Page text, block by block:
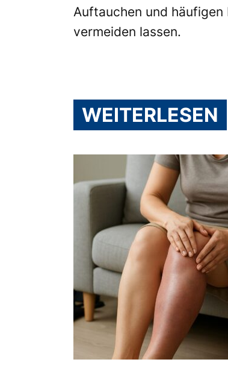
Auftauchen und häufigen
vermeiden lassen.
WEITERLESEN